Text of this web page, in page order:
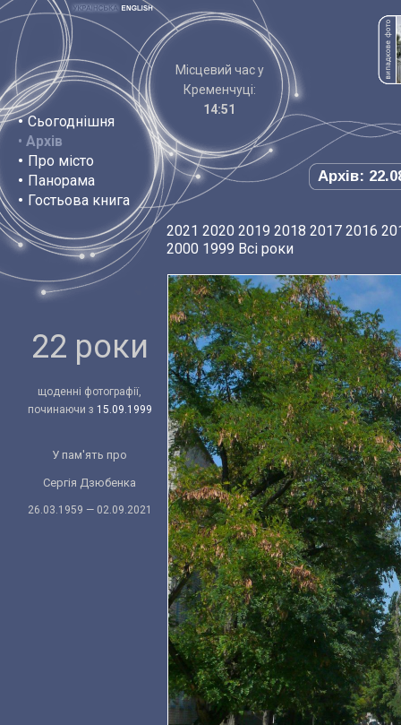
• Сьогоднішня
• Архів
• Про місто
• Панорама
• Гостьова книга
Місцевий час у
Кременчуці:
14:51
Архів:
22 роки
щоденні фотографії,
починаючи з 15.09.1999
У пам'ять про
Сергія Дзюбенка
26.03.1959 — 02.09.2021
2021 2020 2019 2018 2017 2016
2000 1999 Всі роки